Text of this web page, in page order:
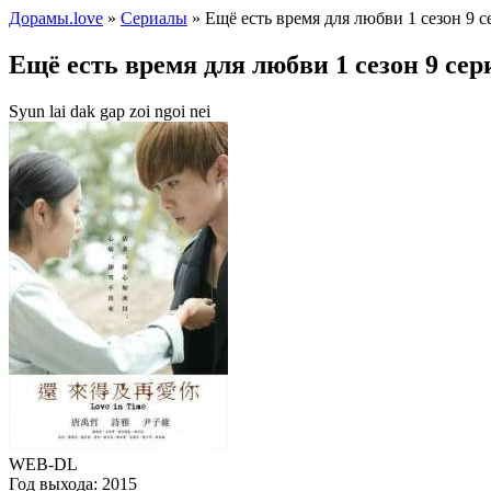
Дорамы.love » Сериалы » Ещё есть время для любви 1 сезон 9
Ещё есть время для любви 1 сезон 9
Syun lai dak gap zoi ngoi nei
WEB-DL
Год выхода: 2015